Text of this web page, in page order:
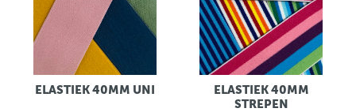
ELASTIEK 40MM UNI
ELASTIEK 40MM
STREPEN